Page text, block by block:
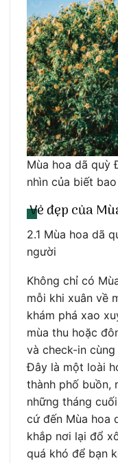
Mùa hoa dã quỳ
nhìn của biết
Vẻ đẹp của
2.1 Mùa hoa dã
người
Không chỉ có
mỗi khi xuân về
khám phá xao
mùa thu hoặc
và check-in
Đây là một loài
thành phố buồn,
những tháng
cứ đến Mùa hoa
khắp nơi lại đổ
quá khó để bạn